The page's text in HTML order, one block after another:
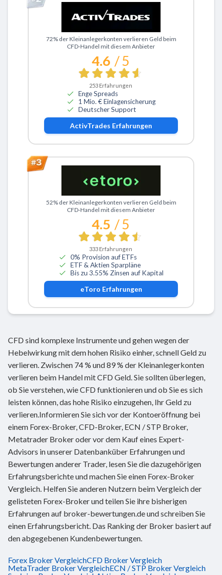
Zu ActivTrades
72% der Kleinanlegerkonten verlieren Geld beim
CFD-Handel mit diesem Anbieter
4.6 / 5
253 Erfahrungen
Enge Spreads
1 Mio. € Einlagensicherung
Deutscher Support
ActivTrades Erfahrungen
Zu eToro
52% der Kleinanlegerkonten verlieren Geld beim
CFD-Handel mit diesem Anbieter
4.5 / 5
333 Erfahrungen
0% Provision auf ETFs
ETF & Aktien Sparpläne
Bis zu 3.55% Zinsen auf Kapital
eToro Erfahrungen
CFD sind komplexe Instrumente und gehen wegen der
Hebelwirkung mit dem hohen Risiko einher, schnell Geld zu
verlieren. Zwischen 74 % und 89 % der Kleinanlegerkonten
verlieren beim Handel mit CFD Geld. Sie sollten überlegen,
ob Sie verstehen, wie CFD funktionieren und ob Sie es sich
leisten können, das hohe Risiko einzugehen, Ihr Geld zu
verlieren.Informieren Sie sich vor der Kontoeröffnung bei
einem Forex-Broker, CFD-Broker, ECN / STP Broker,
Metatrader Broker oder vor dem Kauf eines Expert-
Advisors in unserer Datenbanküber Erfahrungen und
Bewertungen anderer Trader, lesen Sie die dazugehörigen
Erfahrungsberichte und machen Sie einen Forex-Broker
Vergleich. Helfen Sie anderen Nutzern beim Vergleich der
gelisteten Forex-Broker und teilen Sie ihre bisherigen
Erfahrungen auf broker-bewertungen.de und schreiben Sie
einen Erfahrungsbericht. Das Ranking der Broker basiert auf
den abgegebenen Kundenbewertungen.
Forex Broker VergleichCFD Broker Vergleich
MetaTrader Broker VergleichECN / STP Broker Vergleich